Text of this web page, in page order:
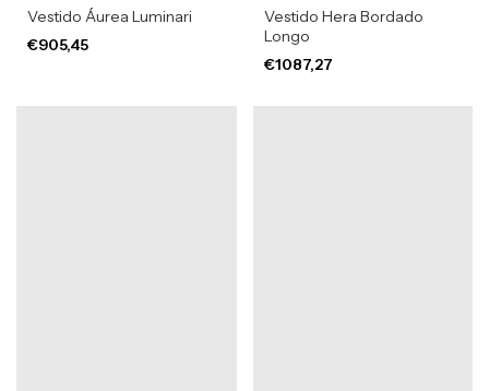
Vestido Áurea Luminari
€905,45
Vestido Hera Bordado
Longo
€1087,27